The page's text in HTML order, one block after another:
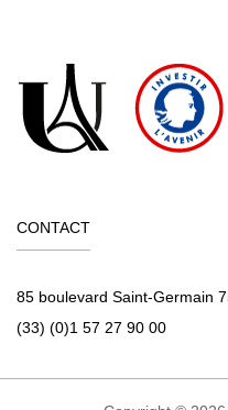
CONTACT
85 boulevard Saint-Germain
(33) (0)1 57 27 90 00